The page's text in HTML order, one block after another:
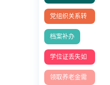
放到人社局？
党组织关系转
移
档案补办
学位证丢失如
何补办？
领取养老金需